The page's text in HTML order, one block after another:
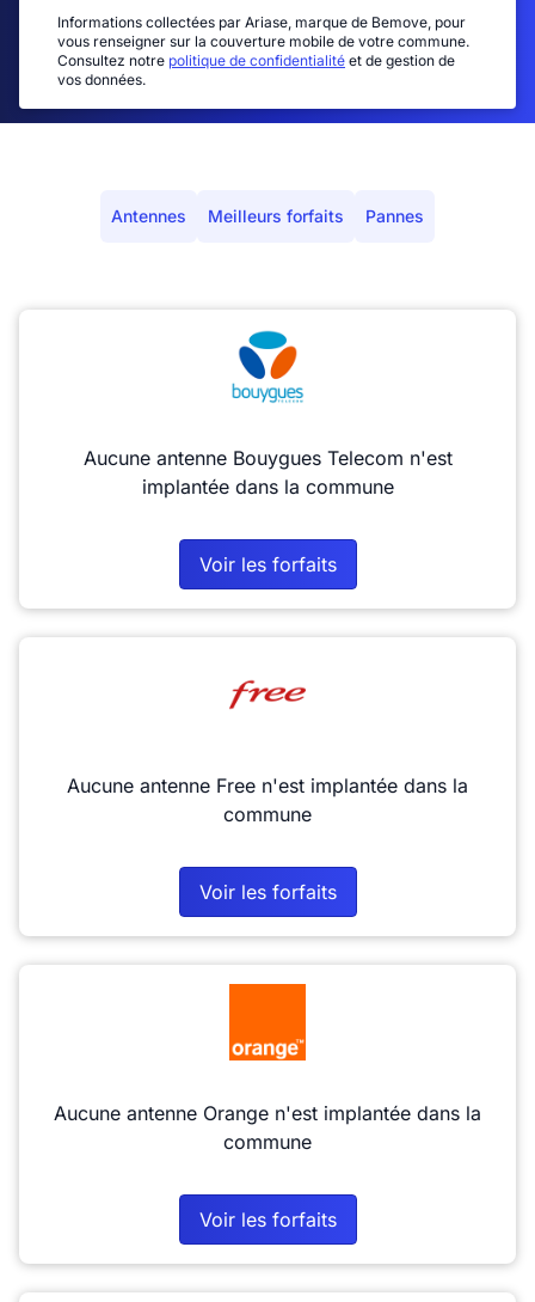
Informations collectées par Ariase, marque de Bemove, pour
vous renseigner sur la couverture mobile de votre commune.
Consultez notre politique de confidentialité et de gestion de
vos données.
Antennes Meilleurs forfaits Pannes
Aucune antenne Bouygues Telecom n'est
implantée dans la commune
Voir les forfaits
Aucune antenne Free n'est implantée dans la
commune
Voir les forfaits
Aucune antenne Orange n'est implantée dans la
commune
Voir les forfaits